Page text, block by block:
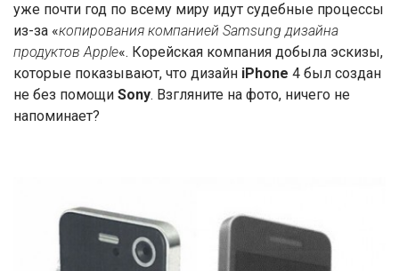
уже почти год по всему миру идут судебные процессы
из-за «копирования компанией Samsung дизайна
продуктов Apple«. Корейская компания добыла эскизы,
которые показывают, что дизайн iPhone 4 был создан
не без помощи Sony. Взгляните на фото, ничего не
напоминает?